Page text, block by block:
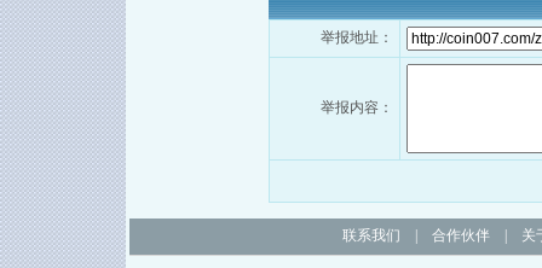
举报地址：
举报内容：
联系我们 合作伙伴| 关